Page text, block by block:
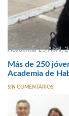
Academia 25 Abril,
Más de 250
Academia de
SIN COMENTARIOS